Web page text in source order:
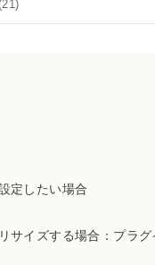
定したい場合
サイズする場合：プラグ